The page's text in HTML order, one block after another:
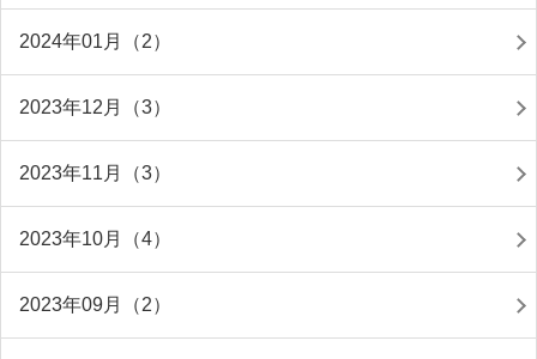
2024年01月（2）
2023年12月（3）
2023年11月（3）
2023年10月（4）
2023年09月（2）